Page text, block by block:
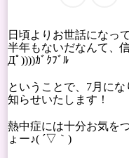
日頃よりお世話になっ
半年もないだなんて、
Дﾟ))))ｶﾞｸﾌﾞﾙ
ということで、7月に
知らせいたします！
熱中症には十分お気を
ょー♪( ´▽｀)